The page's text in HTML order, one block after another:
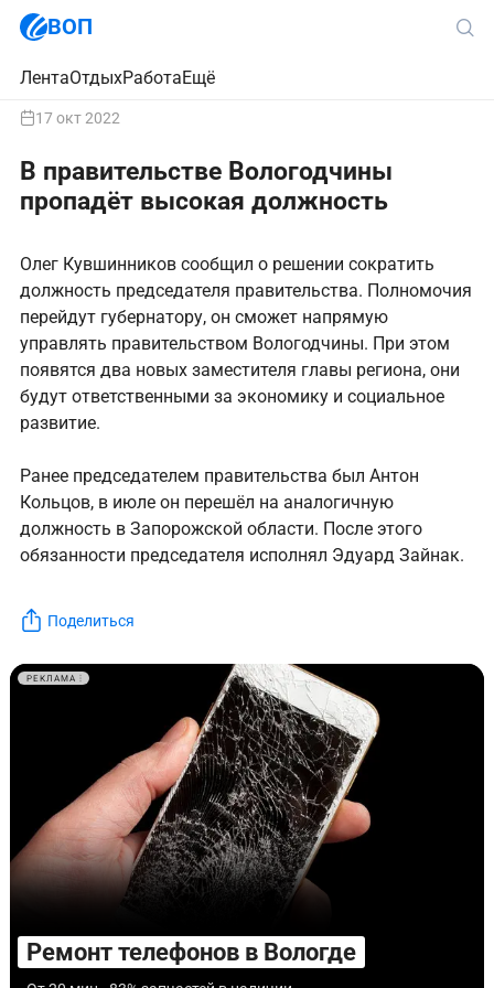
ВОП
ЛентаОтдыхРаботаЕщё
17 окт 2022
В правительстве Вологодчины
пропадёт высокая должность
Олег Кувшинников сообщил о решении сократить
должность председателя правительства. Полномочия
перейдут губернатору, он сможет напрямую
управлять правительством Вологодчины. При этом
появятся два новых заместителя главы региона, они
будут ответственными за экономику и социальное
развитие.
Ранее председателем правительства был Антон
Кольцов, в июле он перешёл на аналогичную
должность в Запорожской области. После этого
обязанности председателя исполнял Эдуард Зайнак.
Поделиться
РЕКЛАМА
Ремонт телефонов в Вологде